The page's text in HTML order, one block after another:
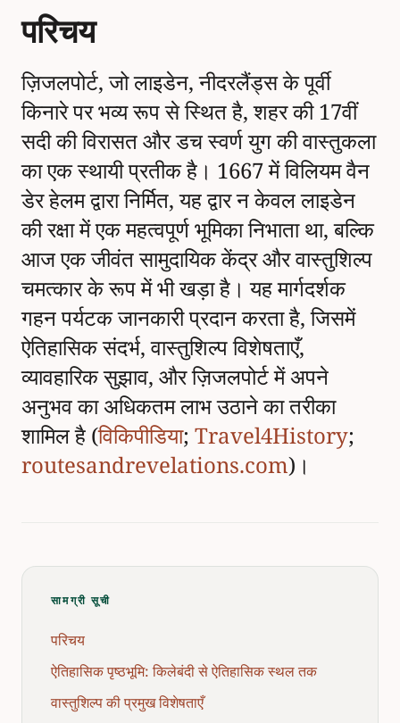
परिचय
ज़िजलपोर्ट, जो लाइडेन, नीदरलैंड्स के पूर्वी
किनारे पर भव्य रूप से स्थित है, शहर की 17वीं
सदी की विरासत और डच स्वर्ण युग की वास्तुकला
का एक स्थायी प्रतीक है। 1667 में विलियम वैन
डेर हेलम द्वारा निर्मित, यह द्वार न केवल लाइडेन
की रक्षा में एक महत्वपूर्ण भूमिका निभाता था, बल्कि
आज एक जीवंत सामुदायिक केंद्र और वास्तुशिल्प
चमत्कार के रूप में भी खड़ा है। यह मार्गदर्शक
गहन पर्यटक जानकारी प्रदान करता है, जिसमें
ऐतिहासिक संदर्भ, वास्तुशिल्प विशेषताएँ,
व्यावहारिक सुझाव, और ज़िजलपोर्ट में अपने
अनुभव का अधिकतम लाभ उठाने का तरीका
शामिल है (विकिपीडिया; Travel4History;
routesandrevelations.com)।
सामग्री सूची
परिचय
ऐतिहासिक पृष्ठभूमि: किलेबंदी से ऐतिहासिक स्थल तक
वास्तुशिल्प की प्रमुख विशेषताएँ